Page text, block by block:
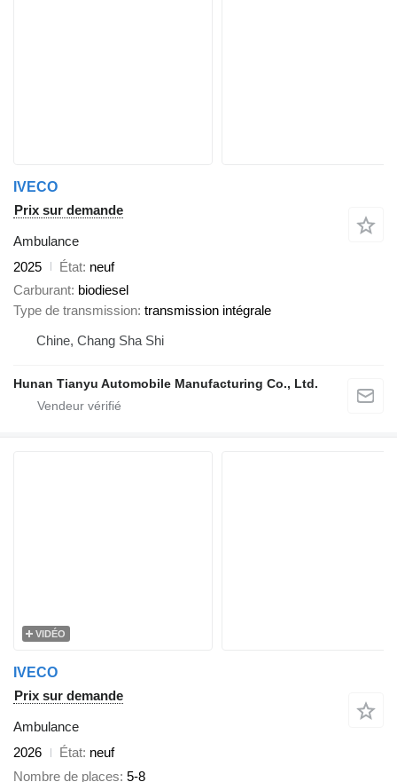
IVECO
Prix sur demande
Ambulance
2025
État neuf
Carburant biodiesel
Type de transmission transmission intégrale
Chine, Chang Sha Shi
Hunan Tianyu Automobile Manufacturing Co., Ltd.
VIDÉO
IVECO
Prix sur demande
Ambulance
2026
État neuf
Nombre de places 5-8